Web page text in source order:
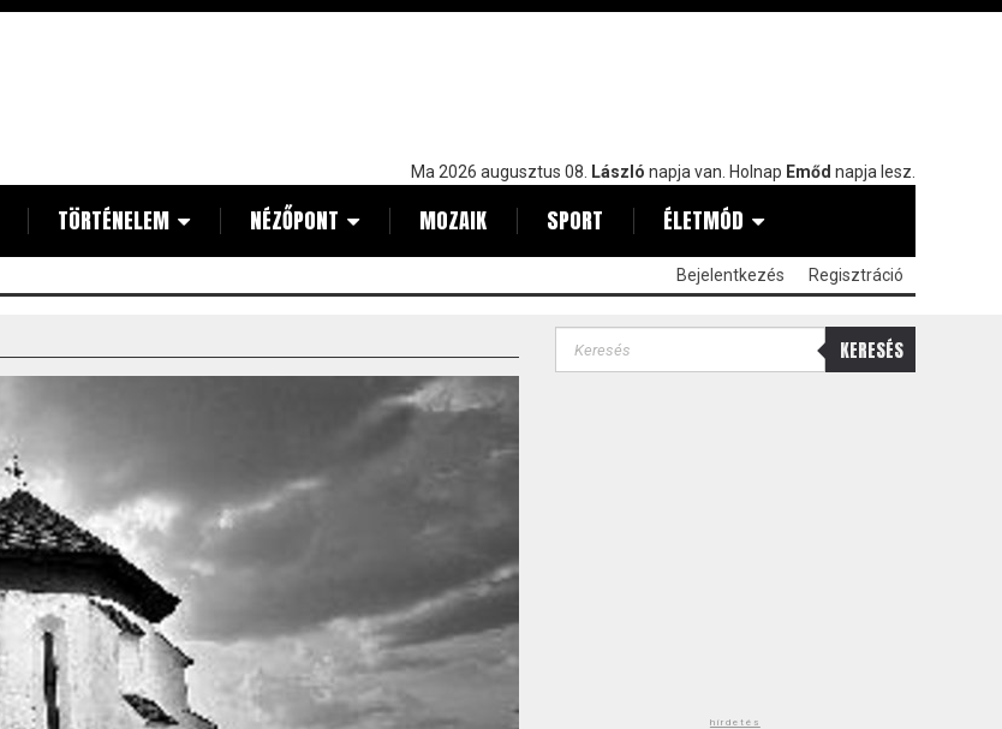
Ma 2026 augusztus 08. László napja van. Holnap Emőd napja lesz.
TÖRTÉNELEM NÉZŐPONT MOZAIK SPORT ÉLETMÓD
Bejelentkezés Regisztráció
KERESÉS
hirdetés